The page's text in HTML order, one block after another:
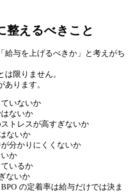
整えるべきこと
給与を上げるべきか」と考えがち
は限りません。
ります。
いないか
はないか
トレスが高すぎないか
ないか
分かりにくくないか
か
いるか
ないか
の定着率は給与だけでは決ま